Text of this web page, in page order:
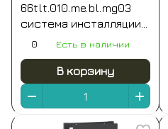
66tlt.010.me.bl.mg03
система инсталляции
для унитазов
0 Есть в наличии
В корзину